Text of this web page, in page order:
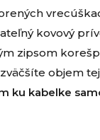
kovový
zipsom
objem
ku kabelke